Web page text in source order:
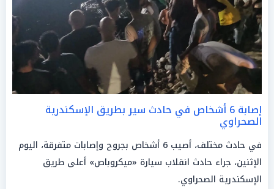
إصابة 6 أشخاص في حادث سير بطريق الإسكندرية
الصحراوي
في حادث مختلف، أصيب 6 أشخاص بجروح وإصابات متفرقة، اليوم
الإثنين، جراء حادث انقلاب سيارة «ميكروباص» أعلى طريق
الإسكندرية الصحراوي.